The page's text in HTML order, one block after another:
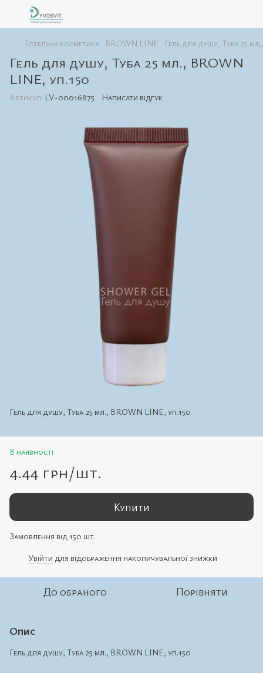
Готельна косметика BROWN LINE Гель для душу, Туба 25
Гель для душу, Туба 25 мл., BROWN
LINE, уп.150
Артикул: LV-00016875 Написати відгук
Гель для душу, Туба 25 мл., BROWN LINE, уп.150
В наявності
4.44 грн/шт.
Купити
Замовлення від 150 шт.
Увійти для відображення накопичувальної знижки
До обраного Порівняти
Опис
Гель для душу, Туба 25 мл., BROWN LINE, уп.150